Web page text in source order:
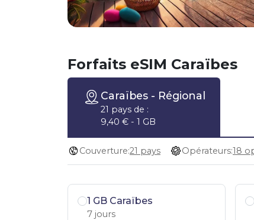
Forfaits eSIM Caraïbes
Caraïbes- Régional
21 pays de :
9,40 € - 1 GB
Couverture:21 pays Opérateurs:
1 GB Caraïbes
7 jours